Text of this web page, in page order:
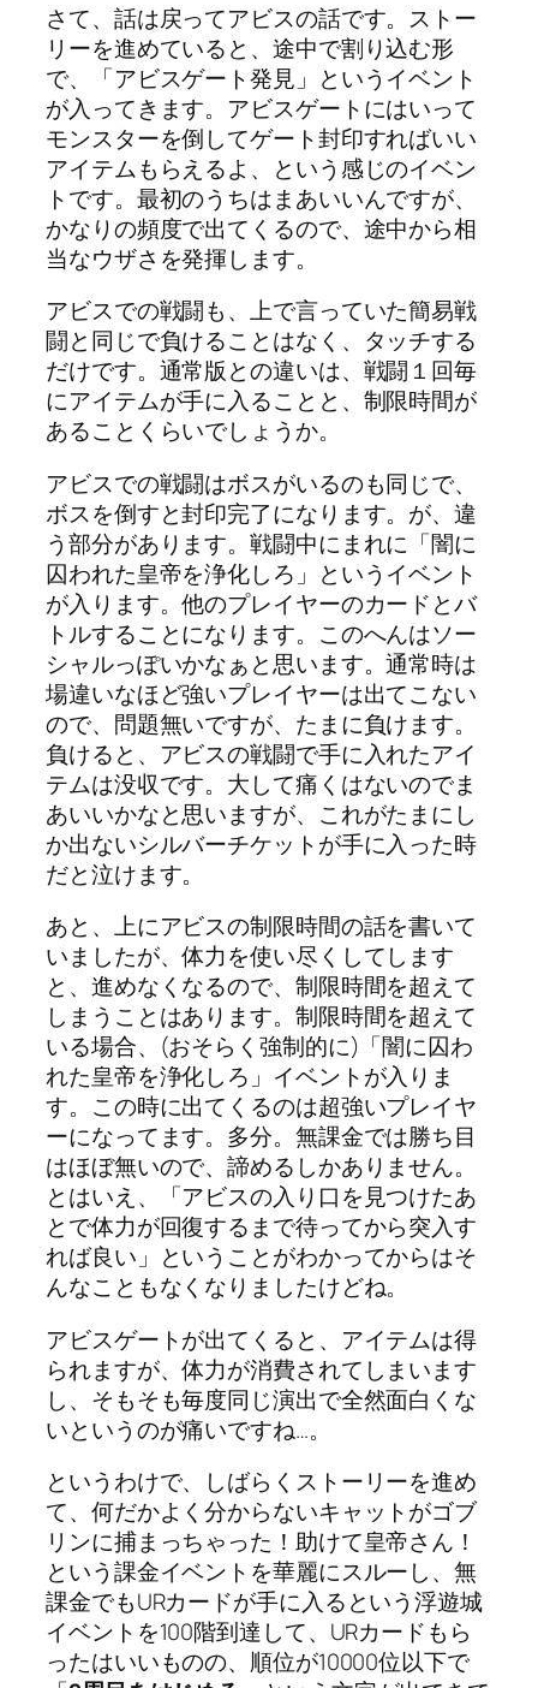
さて、話は戻ってアビスの話です。ストー
リーを進めていると、途中で割り込む形
で、「アビスゲート発見」というイベント
が入ってきます。アビスゲートにはいって
モンスターを倒してゲート封印すればいい
アイテムもらえるよ、という感じのイベン
トです。最初のうちはまあいいんですが、
かなりの頻度で出てくるので、途中から相
当なウザさを発揮します。
アビスでの戦闘も、上で言っていた簡易戦
闘と同じで負けることはなく、タッチする
だけです。通常版との違いは、戦闘１回毎
にアイテムが手に入ることと、制限時間が
あることくらいでしょうか。
アビスでの戦闘はボスがいるのも同じで、
ボスを倒すと封印完了になります。が、違
う部分があります。戦闘中にまれに「闇に
囚われた皇帝を浄化しろ」というイベント
が入ります。他のプレイヤーのカードとバ
トルすることになります。このへんはソー
シャルっぽいかなぁと思います。通常時は
場違いなほど強いプレイヤーは出てこない
ので、問題無いですが、たまに負けます。
負けると、アビスの戦闘で手に入れたアイ
テムは没収です。大して痛くはないのでま
あいいかなと思いますが、これがたまにし
か出ないシルバーチケットが手に入った時
だと泣けます。
あと、上にアビスの制限時間の話を書いて
いましたが、体力を使い尽くしてします
と、進めなくなるので、制限時間を超えて
しまうことはあります。制限時間を超えて
いる場合、(おそらく強制的に)「闇に囚わ
れた皇帝を浄化しろ」イベントが入りま
す。この時に出てくるのは超強いプレイヤ
ーになってます。多分。無課金では勝ち目
はほぼ無いので、諦めるしかありません。
とはいえ、「アビスの入り口を見つけたあ
とで体力が回復するまで待ってから突入す
れば良い」ということがわかってからはそ
んなこともなくなりましたけどね。
アビスゲートが出てくると、アイテムは得
られますが、体力が消費されてしまいます
し、そもそも毎度同じ演出で全然面白くな
いというのが痛いですね…。
というわけで、しばらくストーリーを進め
て、何だかよく分からないキャットがゴブ
リンに捕まっちゃった！助けて皇帝さん！
という課金イベントを華麗にスルーし、無
課金でもURカードが手に入るという浮遊城
イベントを100階到達して、URカードもら
ったはいいものの、順位が10000位以下で